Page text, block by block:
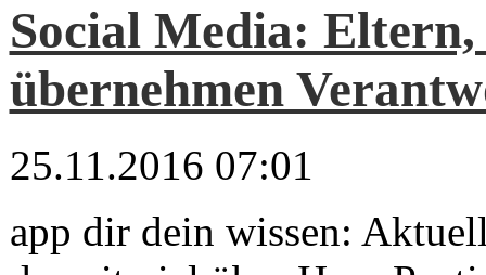
Social Media:
übernehmen
25.11.2016 07:01
app dir dein wissen: